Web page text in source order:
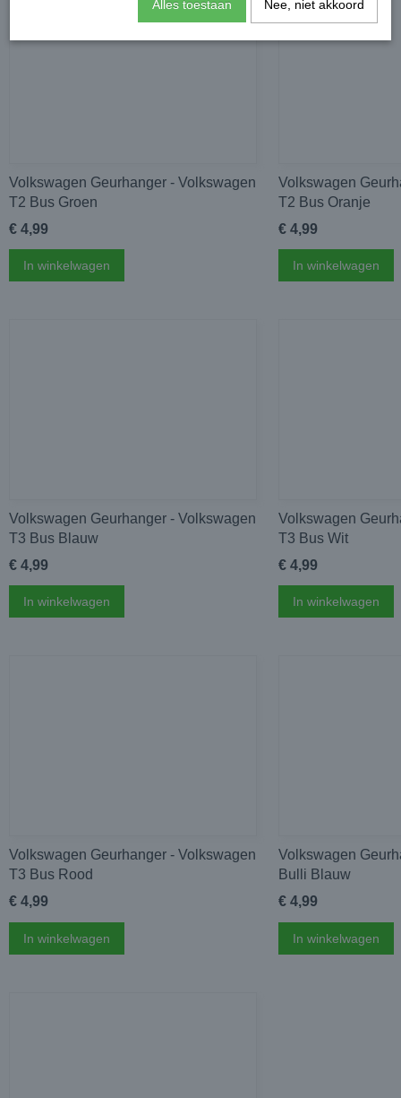
Volkswagen Geurhanger - Volkswagen
T2 Bus Groen
€ 4,99
In winkelwagen
Volkswagen
T2 Bus Oranje
€ 4,99
In winkelwagen
Volkswagen Geurhanger - Volkswagen
T3 Bus Blauw
€ 4,99
In winkelwagen
Volkswagen
T3 Bus Wit
€ 4,99
In winkelwagen
Volkswagen Geurhanger - Volkswagen
T3 Bus Rood
€ 4,99
In winkelwagen
Volkswagen
Bulli Blauw
€ 4,99
In winkelwagen
Alles toestaan Nee, niet akkoord